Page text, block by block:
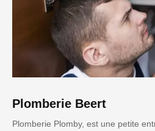
Plomberie Beert
Plomberie Plomby, est une petite